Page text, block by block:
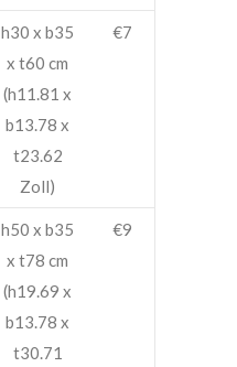
h30 x b35
x t60 cm
(h11.81 x
b13.78 x
t23.62
Zoll)
€7
h50 x b35
x t78 cm
(h19.69 x
b13.78 x
t30.71
€9